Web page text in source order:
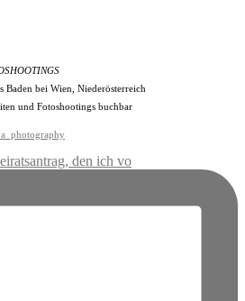
bei Wien, Niederösterreich
und Fotoshootings buchbar
den ich vo